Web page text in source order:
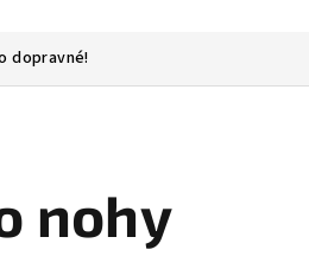
dopravné!
nohy